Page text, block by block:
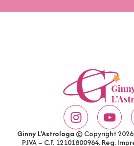
Ginny L’Astrologa © Copyright
P.IVA – C.F. 12101800964. Reg.